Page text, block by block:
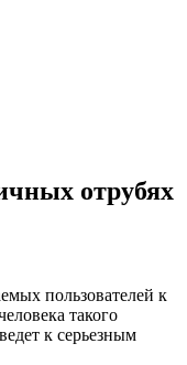
отрубях
пользователей к
такого
к серьезным